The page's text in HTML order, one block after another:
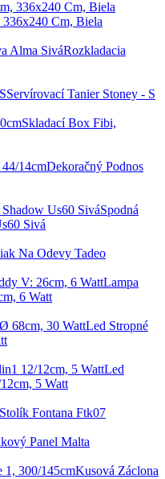
336x240 Cm, Biela
Rozkladacia
Servírovací Tanier Stoney - S
Skladací Box Fibi,
Dekoračný Podnos
Spodná
Sivá
Na Odevy Tadeo
Lampa
6 Watt
Led Stropné
Led
5 Watt
Fontana Ftk07
Panel Malta
Kusová Záclona